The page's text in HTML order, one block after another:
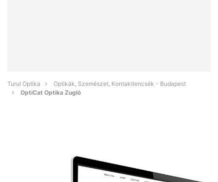
Turul Optika
Optikák, Szemészet, Kontaktlencsék - Budapest
OptiCat Optika Zugló